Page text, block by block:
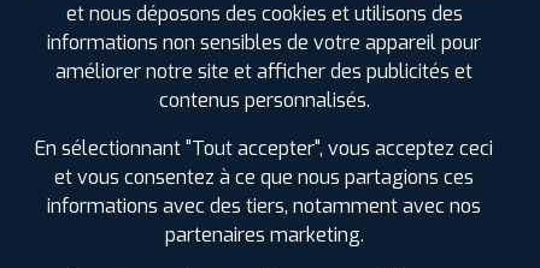
SPÉCIFICATIONS AVIS CLIENTS ÉTIQUETAGE
Étiquetage
et nous déposons des cookies et utilisons des
informations non sensibles de votre appareil pour
améliorer notre site et afficher des publicités et
contenus personnalisés.
En sélectionnant "Tout accepter", vous acceptez ceci
et vous consentez à ce que nous partagions ces
informations avec des tiers, notamment avec nos
partenaires marketing.